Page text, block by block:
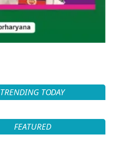
TRENDING TODAY
FEATURED